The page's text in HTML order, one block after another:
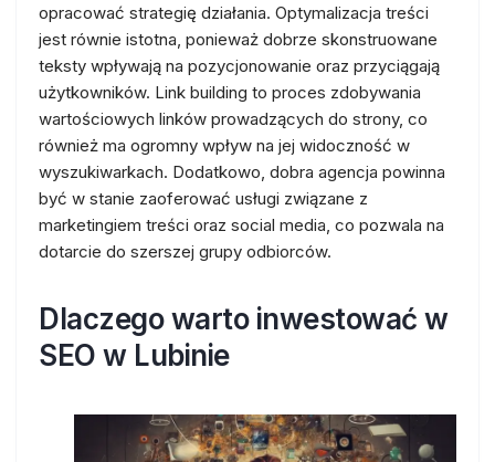
opracować strategię działania. Optymalizacja treści
jest równie istotna, ponieważ dobrze skonstruowane
teksty wpływają na pozycjonowanie oraz przyciągają
użytkowników. Link building to proces zdobywania
wartościowych linków prowadzących do strony, co
również ma ogromny wpływ na jej widoczność w
wyszukiwarkach. Dodatkowo, dobra agencja powinna
być w stanie zaoferować usługi związane z
marketingiem treści oraz social media, co pozwala na
dotarcie do szerszej grupy odbiorców.
Dlaczego warto inwestować w
SEO w Lubinie